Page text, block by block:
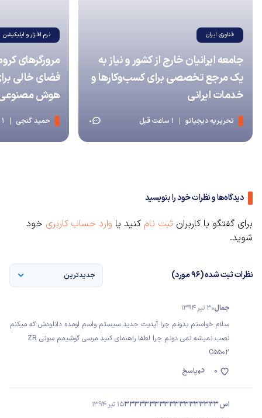
فناوری ایران
جامعه ایرانیان خارج از کشور و نیاز به
یک مرجع تخصصی برای کسب‌وکارها و
خدمات ایرانی
تحریریه دیجیاتو 1 ساعت قبل 0
نرم افزار و اپلیکیشن
فضای خالی
هوش مصنوعی
حمید گنجی 1 ساعت قبل
دیدگاه‌ها و نظرات خود را بنویسید
برای گفتگو با کاربران ثبت نام کنید یا وارد حساب کاربری خود
شوید.
نظرات ثبت شده (96 مورد) جدیدترین
جمال30 تیر 1394
سلام خواستم بدونم چرا آپديت جدید سیستم واسم اومده دانلودش که میکنم
نصب نميشه نمی دونم چرا لطفا راهنمای کنید مرسی گوشیمم سونی ZR
C5502
پاسخ
0
اس ۳۳۳۳۳۳۳۳۳۳۳۳۳۳۳۳۳۳۳
15 تیر 1394